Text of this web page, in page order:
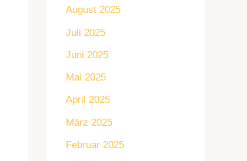
August 2025
Juli 2025
Juni 2025
Mai 2025
April 2025
März 2025
Februar 2025